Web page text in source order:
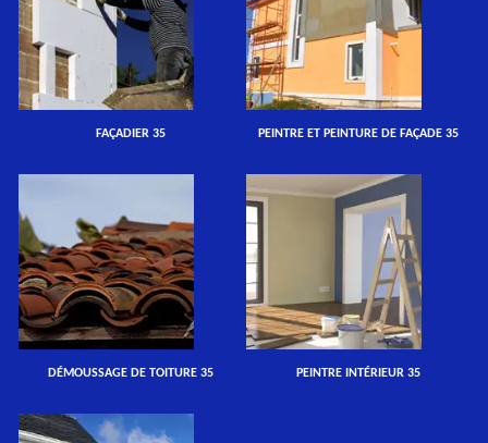
FAÇADIER 35 PEINTRE ET PEINTURE DE FAÇADE 35
DÉMOUSSAGE DE TOITURE 35 PEINTRE INTÉRIEUR 35